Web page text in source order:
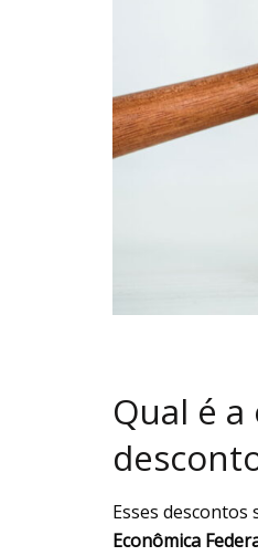
Qual é
Esses
Econômica